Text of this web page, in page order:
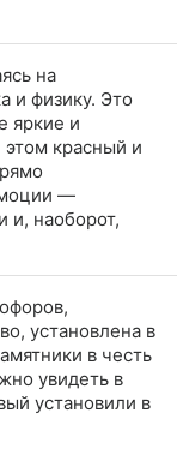
на
и физику. Это
яркие и
красный и
—
и, наоборот,
установлена в
в честь
увидеть в
установили в